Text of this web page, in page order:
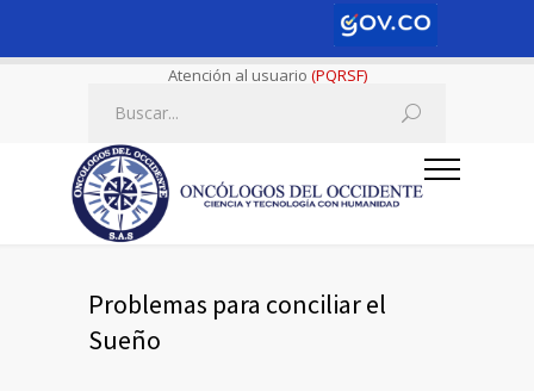
Atención al usuario (PQRSF)
Problemas para conciliar el
Sueño